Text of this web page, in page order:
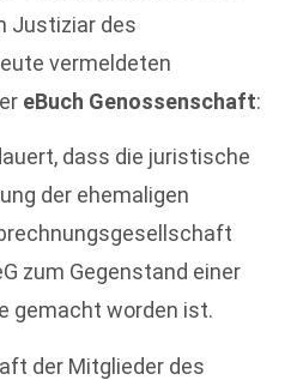
Justiziar des
vermeldeten
eBuch Genossenschaft:
dass die juristische
der ehemaligen
zum Gegenstand einer
gemacht worden ist.
der Mitglieder des